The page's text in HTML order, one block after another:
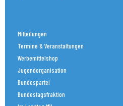
Mitteilungen
Termine & Veranstaltungen
Werbemittelshop
Jugendorganisation
Bundespartei
Bundestagsfraktion